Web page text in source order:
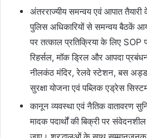
अंतरराज्यीय समन्वय एवं आपात तैयारी
पुलिस अधिकारियों से समन्वय बैठकें
पर तत्काल प्रतिक्रिया के लिए
रिहर्सल, मॉक ड्रिल और आपदा
नीलकंठ मंदिर, रेलवे स्टेशन, बस
सुरक्षा योजना एवं पब्लिक एड्रेस
कानून व्यवस्था एवं नैतिक वातावरण
मादक पदार्थों की बिक्री पर संवेदनशील